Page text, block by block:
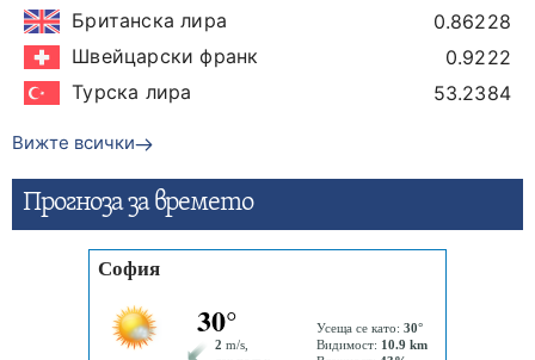
Британска лира
0.86228
Швейцарски франк
0.9222
Турска лира
53.2384
Вижте всички
Прогнозa за времето